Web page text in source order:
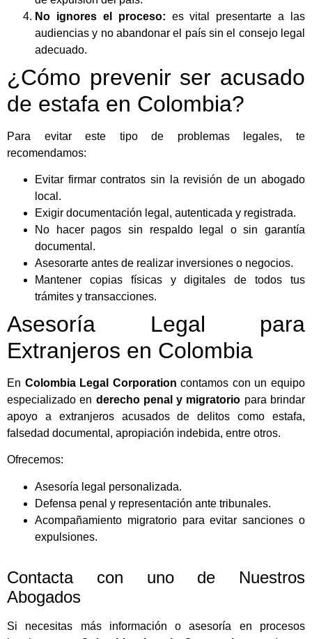
No ignores el proceso: es vital presentarte a las
audiencias y no abandonar el país sin el consejo legal
adecuado.
¿Cómo prevenir ser acusado
de estafa en Colombia?
Para evitar este tipo de problemas legales, te
recomendamos:
Evitar firmar contratos sin la revisión de un abogado
local.
Exigir documentación legal, autenticada y registrada.
No hacer pagos sin respaldo legal o sin garantía
documental.
Asesorarte antes de realizar inversiones o negocios.
Mantener copias físicas y digitales de todos tus
trámites y transacciones.
Asesoría Legal para
Extranjeros en Colombia
En Colombia Legal Corporation contamos con un equipo
especializado en derecho penal y migratorio para brindar
apoyo a extranjeros acusados de delitos como estafa,
falsedad documental, apropiación indebida, entre otros.
Ofrecemos:
Asesoría legal personalizada.
Defensa penal y representación ante tribunales.
Acompañamiento migratorio para evitar sanciones o
expulsiones.
Contacta con uno de Nuestros
Abogados
Si necesitas más información o asesoría en procesos